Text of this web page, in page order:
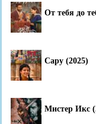
От тебя до
Сару (2025)
Мистер Икс